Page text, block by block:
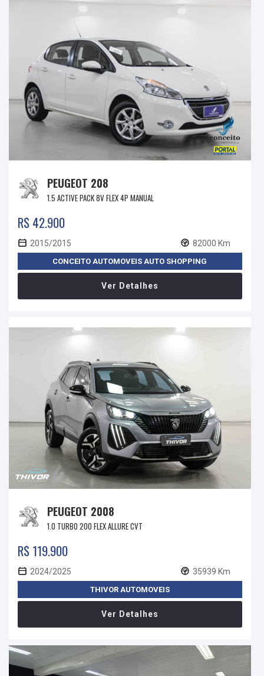
PEUGEOT 208
1.5 ACTIVE PACK 8V FLEX 4P MANUAL
R$ 42.900
2015/2015 82000 Km
CONCEITO AUTOMOVEIS AUTO SHOPPING
Ver Detalhes
PEUGEOT 2008
1.0 TURBO 200 FLEX ALLURE CVT
R$ 119.900
2024/2025 35939 Km
THIVOR AUTOMOVEIS
Ver Detalhes